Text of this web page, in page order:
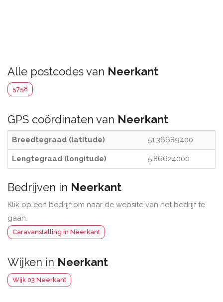
Alle postcodes van Neerkant
5758
GPS coördinaten van Neerkant
Breedtegraad (latitude) 51.36689400
Lengtegraad (longitude) 5.86624000
Bedrijven in Neerkant
Klik op een bedrijf om naar de website van het bedrijf te
gaan.
Caravanstalling in Neerkant
Wijken in Neerkant
Wijk 03 Neerkant